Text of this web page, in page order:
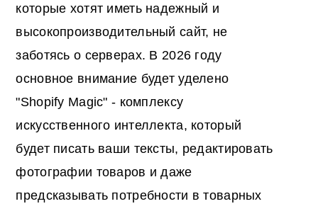
которые хотят иметь надежный и
высокопроизводительный сайт, не
заботясь о серверах. В 2026 году
основное внимание будет уделено
"Shopify Magic" - комплексу
искусственного интеллекта, который
будет писать ваши тексты, редактировать
фотографии товаров и даже
предсказывать потребности в товарных